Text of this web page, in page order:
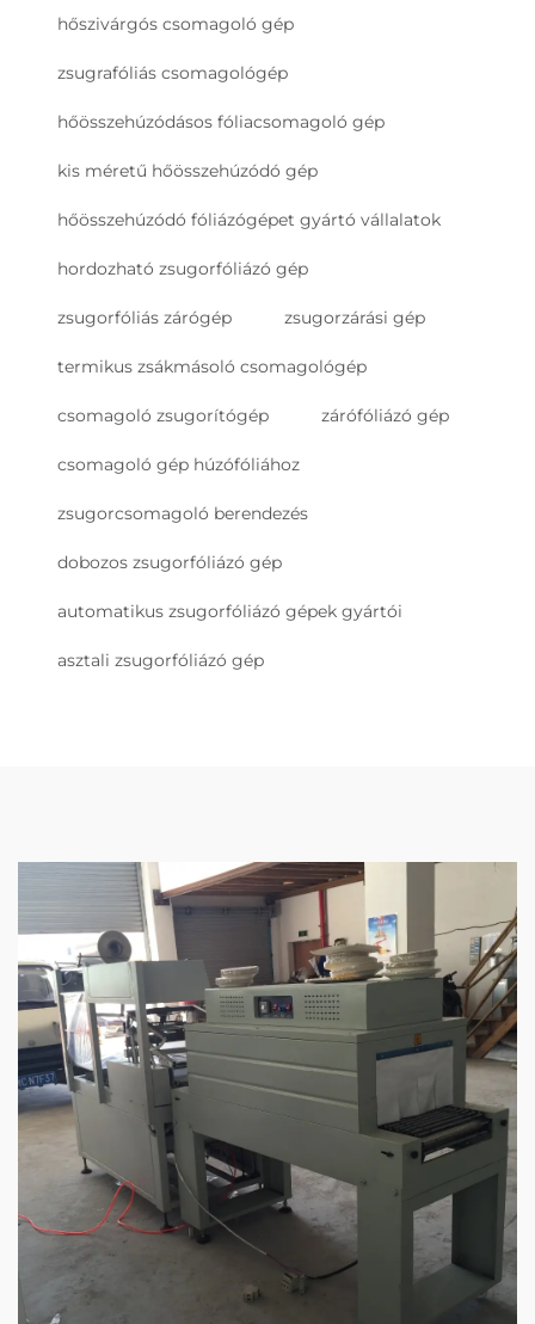
hőszivárgós csomagoló gép
zsugrafóliás csomagológép
hőösszehúzódásos fóliacsomagoló gép
kis méretű hőösszehúzódó gép
hőösszehúzódó fóliázógépet gyártó vállalatok
hordozható zsugorfóliázó gép
zsugorfóliás zárógép zsugorzárási gép
termikus zsákmásoló csomagológép
csomagoló zsugorítógép zárófóliázó gép
csomagoló gép húzófóliához
zsugorcsomagoló berendezés
dobozos zsugorfóliázó gép
automatikus zsugorfóliázó gépek gyártói
asztali zsugorfóliázó gép